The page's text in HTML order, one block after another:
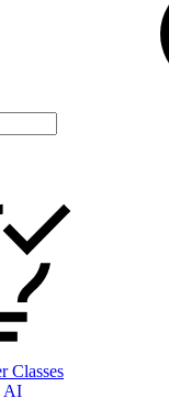
Classes
AI